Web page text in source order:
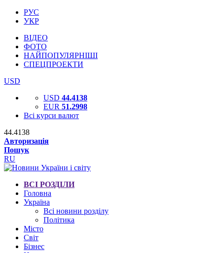
РУС
УКР
ВІДЕО
ФОТО
НАЙПОПУЛЯРНІШІ
СПЕЦПРОЕКТИ
USD
USD 44.4138
EUR 51.2998
Всі курси валют
44.4138
Авторизація
Пошук
RU
ВСІ РОЗДІЛИ
Головна
Україна
Всі новини розділу
Політика
Місто
Світ
Бізнес